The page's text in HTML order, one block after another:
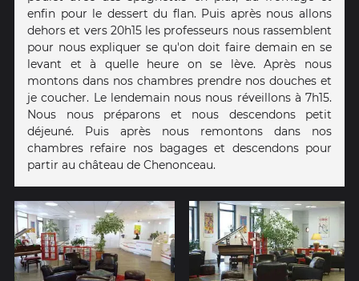
enfin pour le dessert du flan. Puis après nous allons
dehors et vers 20h15 les professeurs nous rassemblent
pour nous expliquer se qu'on doit faire demain en se
levant et à quelle heure on se lève. Après nous
montons dans nos chambres prendre nos douches et
je coucher. Le lendemain nous nous réveillons à 7h15.
Nous nous préparons et nous descendons petit
déjeuné. Puis après nous remontons dans nos
chambres refaire nos bagages et descendons pour
partir au château de Chenonceau.